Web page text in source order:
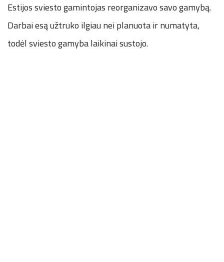
Estijos sviesto gamintojas reorganizavo savo gamybą.
Darbai esą užtruko ilgiau nei planuota ir numatyta,
todėl sviesto gamyba laikinai sustojo.